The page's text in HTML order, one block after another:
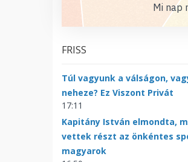
Mi nap
FRISS
Túl vagyunk a válságon,
neheze? Ez Viszont Privát
17:11
Kapitány István elmondta,
vettek részt az önkéntes
magyarok